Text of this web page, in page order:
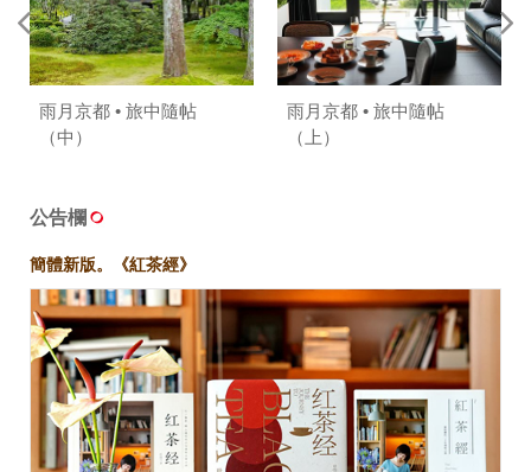
雨月京都 • 旅中隨帖
（中）
雨月京都 • 旅中隨帖
（上）
公告欄
簡體新版。《紅茶經》